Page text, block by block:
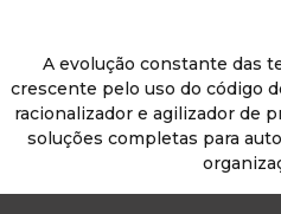
A evolução constante das
crescente pelo uso do código
racionalizador e agilizador de
soluções completas para